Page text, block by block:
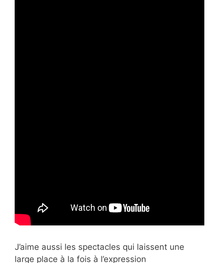
J’aime aussi les spectacles qui laissent une
large place à la fois à l’expression